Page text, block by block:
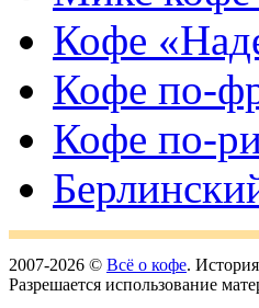
Кофе
Кофе по-
Кофе по-
2007-2026 © Всё о кофе.
Разрешается использование